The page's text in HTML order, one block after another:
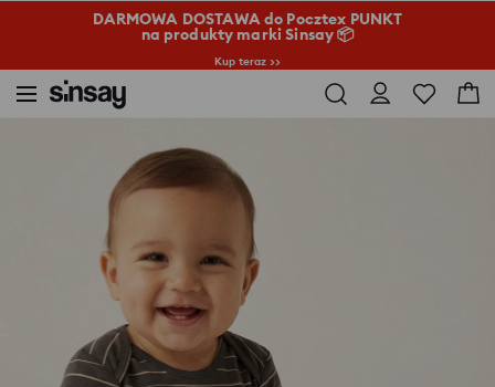
DARMOWA DOSTAWA do Pocztex PUNKT
na produkty marki Sinsay 📦
Kup teraz >>